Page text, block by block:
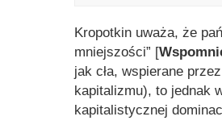
Kropotkin uważa, że
mniejszości” [
jak cła, wspierane
kapitalizmu), to jednak
kapitalistycznej